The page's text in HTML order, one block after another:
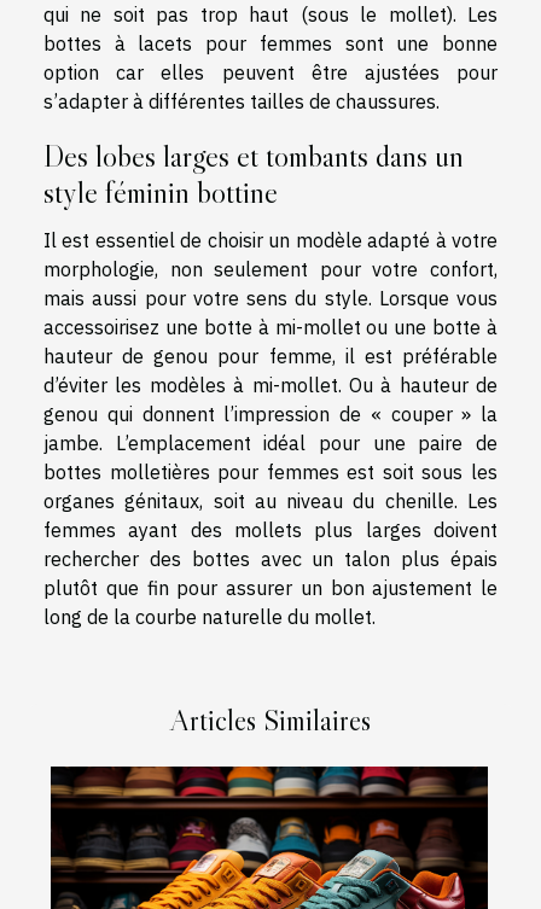
qui ne soit pas trop haut (sous le mollet). Les
bottes à lacets pour femmes sont une bonne
option car elles peuvent être ajustées pour
s’adapter à différentes tailles de chaussures.
Des lobes larges et tombants dans un
style féminin bottine
Il est essentiel de choisir un modèle adapté à votre
morphologie, non seulement pour votre confort,
mais aussi pour votre sens du style. Lorsque vous
accessoirisez une botte à mi-mollet ou une botte à
hauteur de genou pour femme, il est préférable
d’éviter les modèles à mi-mollet. Ou à hauteur de
genou qui donnent l’impression de « couper » la
jambe. L’emplacement idéal pour une paire de
bottes molletières pour femmes est soit sous les
organes génitaux, soit au niveau du chenille. Les
femmes ayant des mollets plus larges doivent
rechercher des bottes avec un talon plus épais
plutôt que fin pour assurer un bon ajustement le
long de la courbe naturelle du mollet.
Articles Similaires